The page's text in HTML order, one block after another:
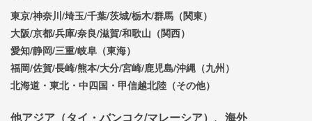
東京/神奈川/埼玉/千葉/茨城/栃木/群馬（関東）
大阪/京都/兵庫/奈良/滋賀/和歌山（関西）
愛知/静岡/三重/岐阜（東海）
福岡/佐賀/長崎/熊本/大分/宮崎/鹿児島/沖縄（九州）
北海道・東北・中四国・甲信越北陸（その他）
他アジア（タイ・バンコク/マレーシア）、海外